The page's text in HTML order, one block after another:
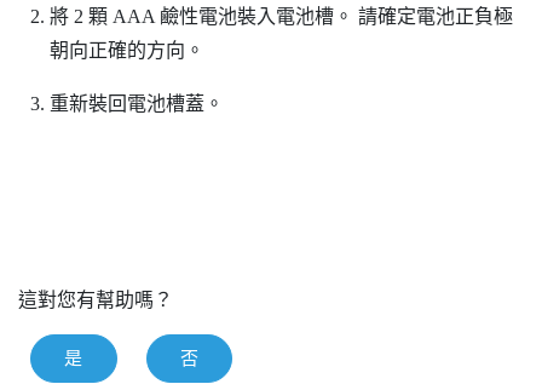
將 2 顆 AAA 鹼性電池裝入電池槽。 請確定電池正負極
朝向正確的方向。
重新裝回電池槽蓋。
這對您有幫助嗎？
是 否